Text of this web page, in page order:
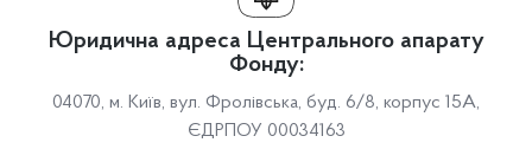
Юридична адреса Центрального апарату
Фонду:
04070, м. Київ, вул. Фролівська, буд. 6/8, корпус 15А,
ЄДРПОУ 00034163